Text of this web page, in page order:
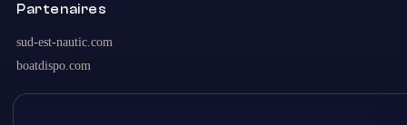
Partenaires
sud-est-nautic.com
boatdispo.com